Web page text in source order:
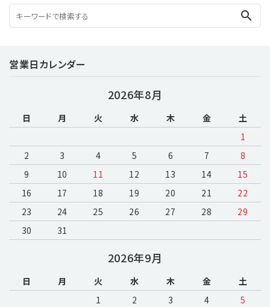
search
営業日カレンダー
2026年8月
日 月 火 水 木 金
土
1
2
3 4 5 6 7
8
9
10 11 12 13 14
15
16
17 18 19 20 21
22
23
24 25 26 27 28
29
30
31
2026年9月
日 月 火 水 木 金
土
1
2 3 4
5